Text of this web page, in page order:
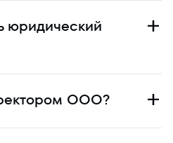
юридический
ООО?